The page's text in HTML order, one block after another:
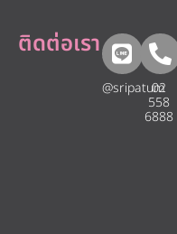
ติดต่อเรา
@sripatum
02
558
6888